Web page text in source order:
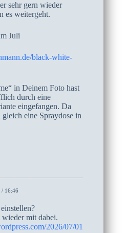
sehr gern wieder
es weitergeht.
Juli
black-white-
in Deinem Foto hast
durch eine
eingefangen. Da
eine Spraydose in
/ 16:46
mit dabei.
2026/07/01